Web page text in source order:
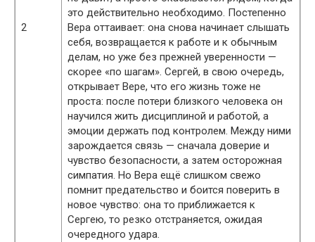
2
это действительно необходимо. Постепенно
Вера оттаивает: она снова начинает слышать
себя, возвращается к работе и к обычным
делам, но уже без прежней уверенности —
скорее «по шагам». Сергей, в свою очередь,
открывает Вере, что его жизнь тоже не
проста: после потери близкого человека он
научился жить дисциплиной и работой, а
эмоции держать под контролем. Между ними
зарождается связь — сначала доверие и
чувство безопасности, а затем осторожная
симпатия. Но Вера ещё слишком свежо
помнит предательство и боится поверить в
новое чувство: она то приближается к
Сергею, то резко отстраняется, ожидая
очередного удара.